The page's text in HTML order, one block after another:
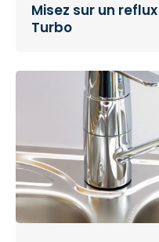
Misez sur un
Turbo